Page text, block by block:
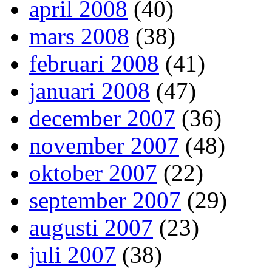
april 2008 (40)
mars 2008 (38)
februari 2008 (41)
januari 2008 (47)
december 2007 (36)
november 2007 (48)
oktober 2007 (22)
september 2007 (29)
augusti 2007 (23)
juli 2007 (38)